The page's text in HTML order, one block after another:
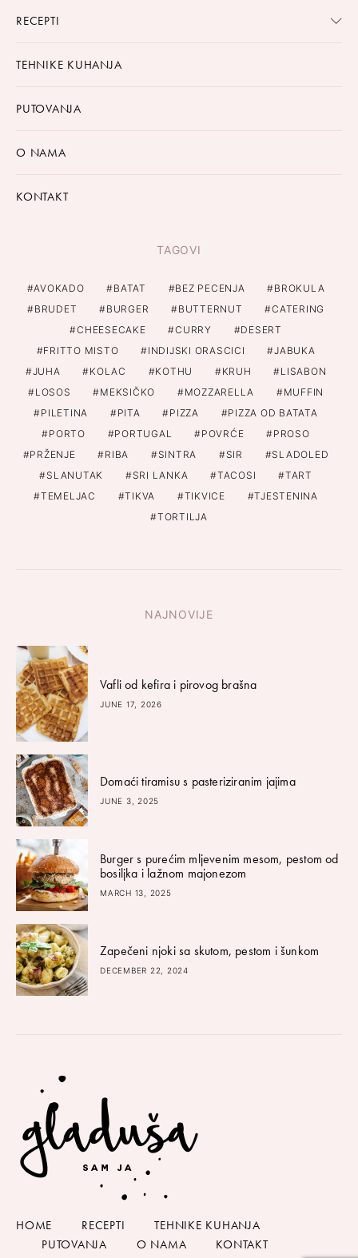
RECEPTI
TEHNIKE KUHANJA
PUTOVANJA
O NAMA
KONTAKT
TAGOVI
AVOKADO BATAT BEZ PECENJA
BROKULA
BRUDET
BURGER BUTTERNUT
CATERING
CHEESECAKE
CURRY
DESERT
FRITTO MISTO
INDIJSKI ORASCICI
JABUKA
JUHA
KOLAC KOTHU KRUH
LISABON
LOSOS
MEKSIČKO MOZZARELLA
MUFFIN
PILETINA
PITA PIZZA
PIZZA OD BATATA
PORTO
PORTUGAL POVRĆE
PROSO
PRŽENJE
RIBA SINTRA SIR
SLADOLED
SLANUTAK
SRI LANKA TACOSI
TART
TEMELJAC
TIKVA TIKVICE
TJESTENINA
TORTILJA
NAJNOVIJE
Vafli od kefira i pirovog brašna
JUNE 17, 2026
Domaći tiramisu s pasteriziranim jajima
JUNE 3, 2025
Burger s purećim mljevenim mesom, pestom od
bosiljka i lažnom majonezom
MARCH 13, 2025
Zapečeni njoki sa skutom, pestom i šunkom
DECEMBER 22, 2024
HOME RECEPTI
TEHNIKE KUHANJA
PUTOVANJA
O NAMA KONTAKT